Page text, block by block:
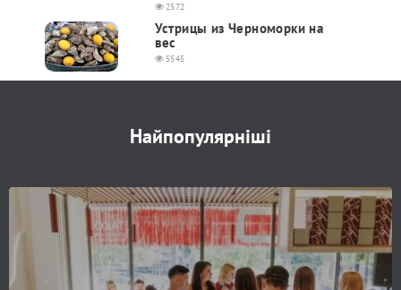
2572
Устрицы из Черноморки на
вес
5545
Найпопулярніші